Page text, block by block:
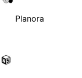
Planora